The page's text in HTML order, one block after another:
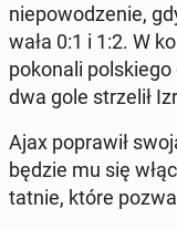
niepowodze­nie,
wała 0:1 i 1:2. W
pokon­ali
dwa gole strzelił
Ajax popraw­ił
będzie mu się
tat­nie, które